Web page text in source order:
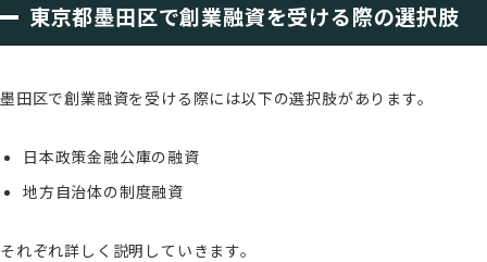
東京都墨田区で創業融資を受ける際の選択肢
墨田区で創業融資を受ける際には以下の選択肢があります。
日本政策金融公庫の融資
地方自治体の制度融資
それぞれ詳しく説明していきます。